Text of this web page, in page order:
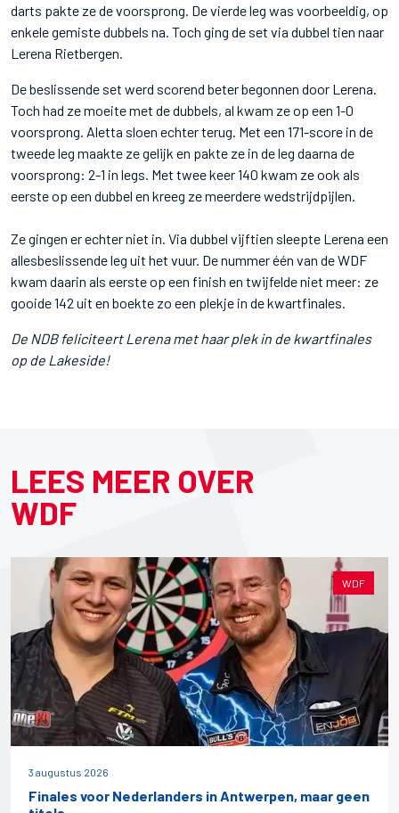
darts pakte ze de voorsprong. De vierde leg was voorbeeldig, op
enkele gemiste dubbels na. Toch ging de set via dubbel tien naar
Lerena Rietbergen.
De beslissende set werd scorend beter begonnen door Lerena.
Toch had ze moeite met de dubbels, al kwam ze op een 1-0
voorsprong. Aletta sloen echter terug. Met een 171-score in de
tweede leg maakte ze gelijk en pakte ze in de leg daarna de
voorsprong: 2-1 in legs. Met twee keer 140 kwam ze ook als
eerste op een dubbel en kreeg ze meerdere wedstrijdpijlen.
Ze gingen er echter niet in. Via dubbel vijftien sleepte Lerena een
allesbeslissende leg uit het vuur. De nummer één van de WDF
kwam daarin als eerste op een finish en twijfelde niet meer: ze
gooide 142 uit en boekte zo een plekje in de kwartfinales.
De NDB feliciteert Lerena met haar plek in de kwartfinales
op de Lakeside!
LEES MEER OVER
WDF
WDF
3 augustus 2026
Finales voor Nederlanders in Antwerpen, maar geen